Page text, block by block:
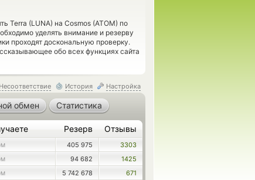
Terra (LUNA) на Cosmos (ATOM) по
уделять внимание и резерву
проходят доскональную проверку.
обо всех функциях сайта
Несоответствие История Настройка
обмен Статистика
Резерв Отзывы
405 975
3303
94 682
1425
5 742 678
671